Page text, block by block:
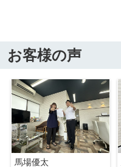
お客様の声
馬場優太